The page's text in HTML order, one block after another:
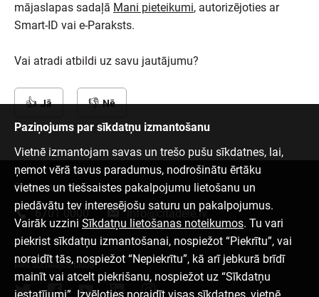
mājaslapas sadaļā Mani pieteikumi, autorizējoties ar
Smart-ID vai e-Paraksts.
Vai atradi atbildi uz savu jautājumu?
Jā Nē
Paziņojums par sīkdatņu izmantošanu
Vietnē izmantojam savas un trešo pušu sīkdatnes, lai,
ņemot vērā tavus paradumus, nodrošinātu ērtāku
vietnes un tiešsaistes pakalpojumu lietošanu un
piedāvātu tev interesējošu saturu un pakalpojumus.
Vairāk uzzini Sīkdatņu lietošanas noteikumos. Tu vari
piekrist sīkdatņu izmantošanai, nospiežot “Piekrītu”, vai
noraidīt tās, nospiežot “Nepiekrītu”, kā arī jebkurā brīdī
mainīt vai atcelt piekrišanu, nospiežot uz “Sīkdatņu
Sazinies ar mums
6701 0000 info@citadele.lv
Mēs sociālajos tīklos